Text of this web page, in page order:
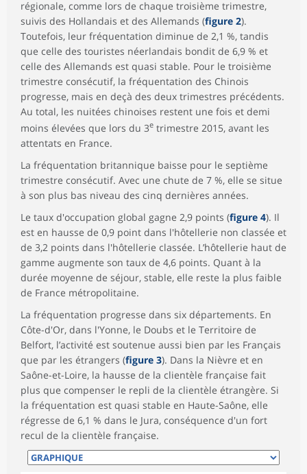
régionale, comme lors de chaque troisième trimestre,
suivis des Hollandais et des Allemands (figure 2).
Toutefois, leur fréquentation diminue de 2,1 %, tandis
que celle des touristes néerlandais bondit de 6,9 % et
celle des Allemands est quasi stable. Pour le troisième
trimestre consécutif, la fréquentation des Chinois
progresse, mais en deçà des deux trimestres précédents.
Au total, les nuitées chinoises restent une fois et demi
moins élevées que lors du 3e trimestre 2015, avant les
attentats en France.
La fréquentation britannique baisse pour le septième
trimestre consécutif. Avec une chute de 7 %, elle se situe
à son plus bas niveau des cinq dernières années.
Le taux d'occupation global gagne 2,9 points (figure 4). Il
est en hausse de 0,9 point dans l'hôtellerie non classée et
de 3,2 points dans l'hôtellerie classée. L’hôtellerie haut de
gamme augmente son taux de 4,6 points. Quant à la
durée moyenne de séjour, stable, elle reste la plus faible
de France métropolitaine.
La fréquentation progresse dans six départements. En
Côte-d'Or, dans l'Yonne, le Doubs et le Territoire de
Belfort, l’activité est soutenue aussi bien par les Français
que par les étrangers (figure 3). Dans la Nièvre et en
Saône-et-Loire, la hausse de la clientèle française fait
plus que compenser le repli de la clientèle étrangère. Si
la fréquentation est quasi stable en Haute-Saône, elle
régresse de 6,1 % dans le Jura, conséquence d'un fort
recul de la clientèle française.